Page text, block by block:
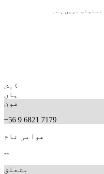
نہیں ہے۔
کیش
ہاں
فون
+56 9 6821 7179
عوامی نام
--
متعلق